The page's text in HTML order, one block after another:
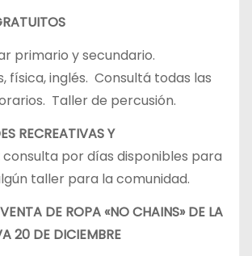
primario y secundario.
física, inglés. Consultá todas las
Taller de percusión.
RECREATIVAS Y
consulta por días disponibles para
taller para la comunidad.
DE ROPA «NO CHAINS» DE LA
20 DE DICIEMBRE